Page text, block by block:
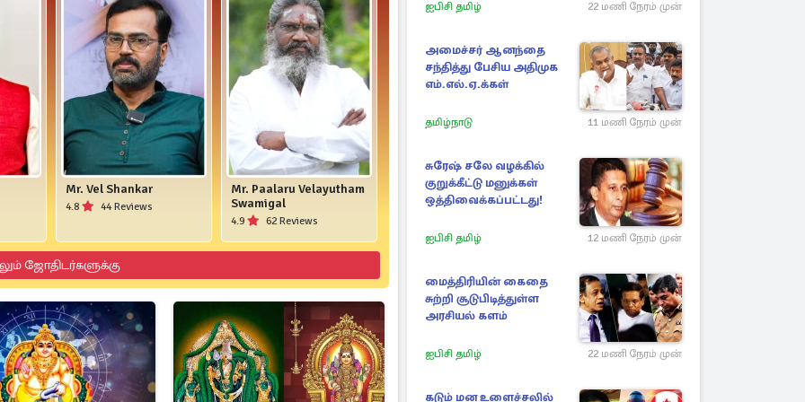
Mr. Vel Shankar
4.8 44 Reviews
Mr. Paalaru Velayutham
Swamigal
4.9 62 Reviews
ஜோதிடர்களுக்கு
ஐபிசி தமிழ் 22 மணி நேரம் முன்
அமைச்சர் ஆனந்தை
சந்தித்து பேசிய அதிமுக
எம்.எல்.ஏ.க்கள்
தமிழ்நாடு 11 மணி நேரம் முன்
சுரேஷ் சலே வழக்கில்
குறுக்கீட்டு மனுக்கள்
ஒத்திவைக்கப்பட்டது!
ஐபிசி தமிழ் 12 மணி நேரம் முன்
மைத்திரியின் கைதை
சுற்றி சூடுபிடித்துள்ள
அரசியல் களம்
ஐபிசி தமிழ் 22 மணி நேரம் முன்
கடும் மன உளைச்சலில்